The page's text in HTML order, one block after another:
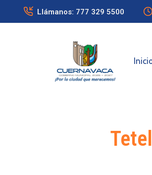
Llámanos: 777 329 5500